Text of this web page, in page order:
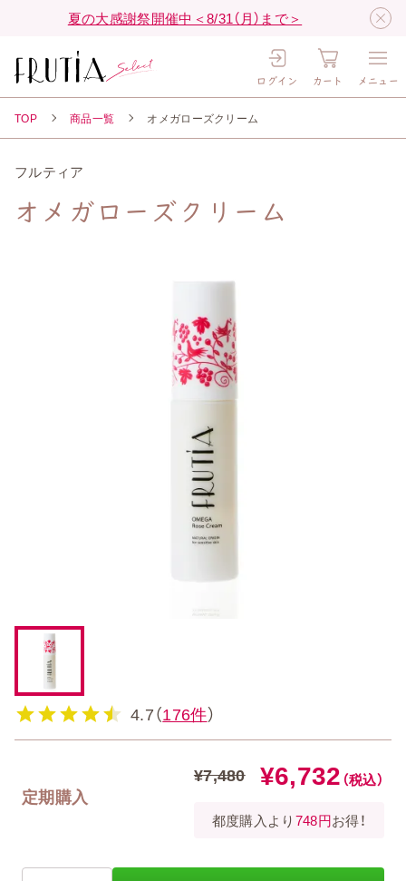
夏の大感謝祭開催中＜8/31（月）まで＞
ログイン カート メニュー
TOP 商品一覧 オメガローズクリーム
フルティア
オメガローズクリーム
4.7（176件）
定期購入
¥7,480 ¥6,732 （税込）
都度購入より748円お得！